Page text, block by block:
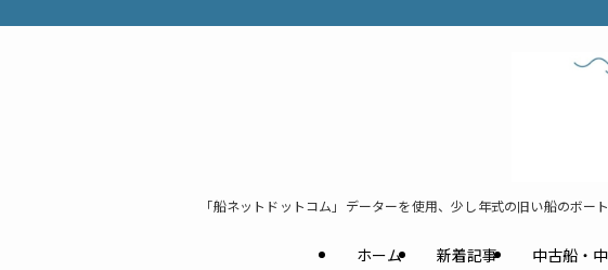
「船ネットドットコム」データーを使用、少し年式の旧い船のボ
ホーム 新着記事 中古船・